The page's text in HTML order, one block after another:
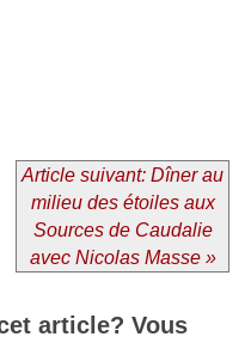
Article suivant: Dîner au
milieu des étoiles aux
Sources de Caudalie
avec Nicolas Masse »
article? Vous